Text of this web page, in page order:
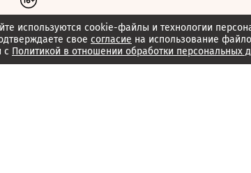
используются cookie-файлы и технологии
свое согласие на использование
с Политикой в отношении обработки персональных